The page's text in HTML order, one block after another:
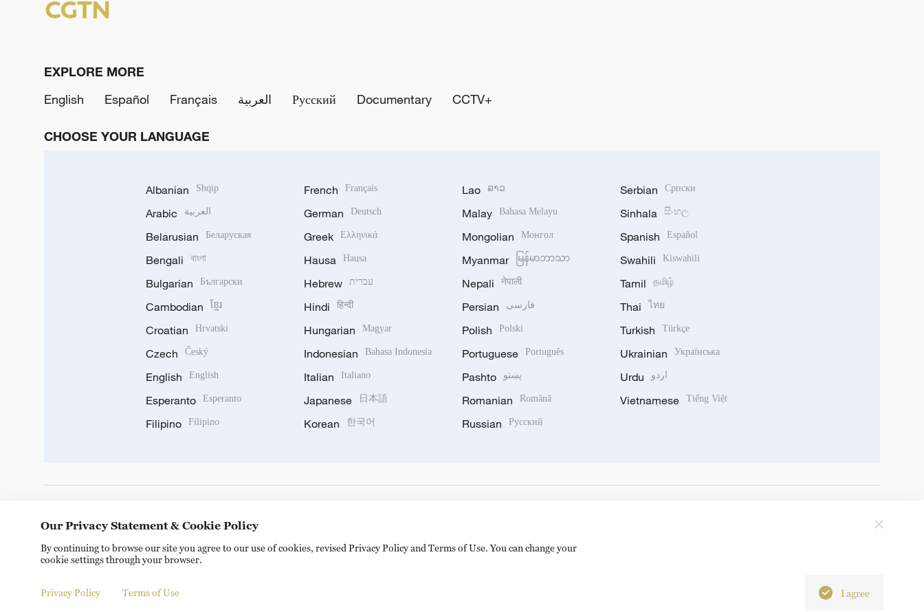
EXPLORE MORE
English
Español Français العربية Русский Documentary CCTV+
CHOOSE YOUR LANGUAGE
Albanian Shqip
Arabic العربية
Belarusian Беларуская
Bengali বাংলা
Bulgarian Български
Cambodian ខ្មែរ
Croatian Hrvatski
Czech Český
English English
Esperanto Esperanto
Filipino Filipino
French Français
German Deutsch
Greek Ελληνικά
Hausa Hausa
Hebrew עברית
Hindi हिन्दी
Hungarian Magyar
Indonesian Bahasa Indonesia
Italian Italiano
Japanese 日本語
Korean 한국어
Lao ລາວ
Malay Bahasa Melayu
Mongolian Монгол
Myanmar မြန်မာဘာသာ
Nepali नेपाली
Persian فارسی
Polish Polski
Portuguese Português
Pashto پښتو
Romanian Română
Russian Русский
Serbian Српски
Sinhala සිංහල
Spanish Español
Swahili Kiswahili
Tamil தமிழ்
Thai ไทย
Turkish Türkçe
Ukrainian Українська
Urdu اردو
Vietnamese Tiếng Việt
Copyright © 2024 CGTN. 京ICP备20000184号
Our Privacy Statement & Cookie Policy
By continuing to browse our site you agree to our use of cookies, revised Privacy Policy and Terms of Use. You can change your
cookie settings through your browser.
Privacy Policy Terms of Use I agree